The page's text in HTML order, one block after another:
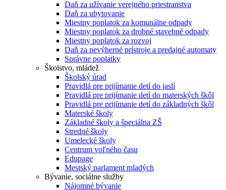
Daň za užívanie verejného priestranstva
Daň za ubytovanie
Miestny poplatok za komunálne odpady
Miestny poplatok za drobné stavebné odpady
Miestny poplatok za rozvoj
Daň za nevýherné prístroje a predajné automaty
Správne poplatky
Školstvo, mládež
Školský úrad
Pravidlá pre prijímanie detí do jaslí
Pravidlá pre prijímanie detí do materských škôl
Pravidlá pre prijímanie detí do základných škôl
Materské školy
Základné školy a špeciálna ZŠ
Stredné školy
Umelecké školy
Centrum voľného času
Edupage
Mestský parlament mladých
Bývanie, sociálne služby
Nájomné bývanie